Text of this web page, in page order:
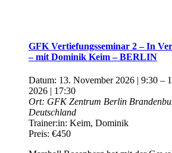
GFK Vertiefungsseminar 2 – In
– mit Dominik Keim – BERLIN
Datum: 13. November 2026 | 9:30 –
2026 | 17:30
Ort: GFK Zentrum Berlin
Deutschland
Trainer:in: Keim, Dominik
Preis: €450